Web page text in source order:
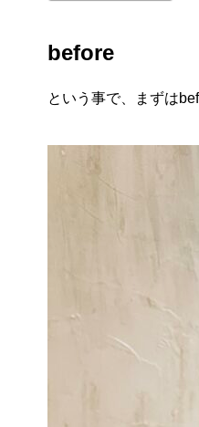
before
という事で、まずは